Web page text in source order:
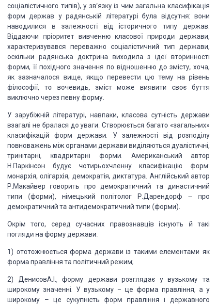
соціалістичного типів), у зв’язку із чим загальна класифікація
форм держав у радянській літературі була відсутня: вони
наводилися в залежності від історичного типу держав.
Віддаючи пріоритет вивченню класової природи держави,
характеризувався переважно соціалістичний тип держави,
оскільки радянська доктрина виходила з ідеї вторинності
форми, її похідного значення по відношенню до змісту, хоча,
як зазначалося вище, якщо перевести цю тему на рівень
філософії, то вочевидь, зміст може виявити своє буття
виключно через певну форму.
У зарубіжній літературі, навпаки, класова сутність держави
взагалі не бралася до уваги. Створюється багато «загальних»
класифікацій форм держави. У залежності від розподілу
повноважень між органами держави виділяються дуалістичні,
тринітарні, квадритарні форми. Американський автор
Н.Паркінсон будує чотирьохчленну класифікацію форм:
монархія, олігархія, демократія, диктатура. Англійський автор
Р.Макайвер говорить про демократичний та династичний
типи (форми), німецький політолог Р.Дарендорф – про
демократичний та антидемократичний типи (форми).
Окрім того, серед сучасних правознавців існують й такі
погляди на форму держави:
1) ототожнюється форма держави із такими елементами як
форма правління та політичний режим;
2) ДенисовА.І., форму держави розглядає увузькому та
широкому значенні. У вузькому – це форма правління, а у
широкому – це сукупність форм правління і державного